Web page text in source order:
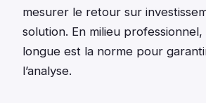
mesurer le retour sur
solution. En milieu
longue est la norme pour
l’analyse.